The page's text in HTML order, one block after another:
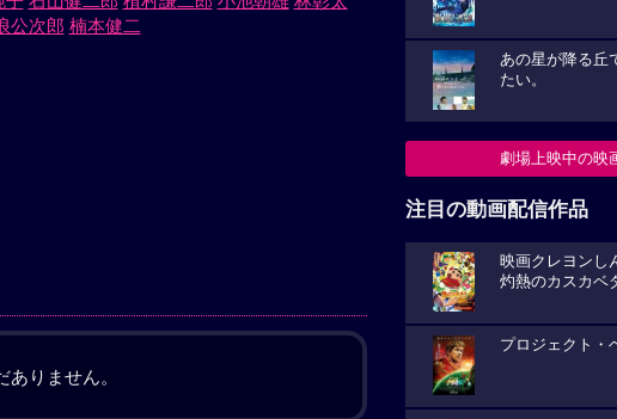
公次郎 楠本健二
りません。
あの星が降る丘
たい。
劇場上映中の映
注目の動画配信作品
映画クレヨンし
灼熱のカスカベ
プロジェクト・